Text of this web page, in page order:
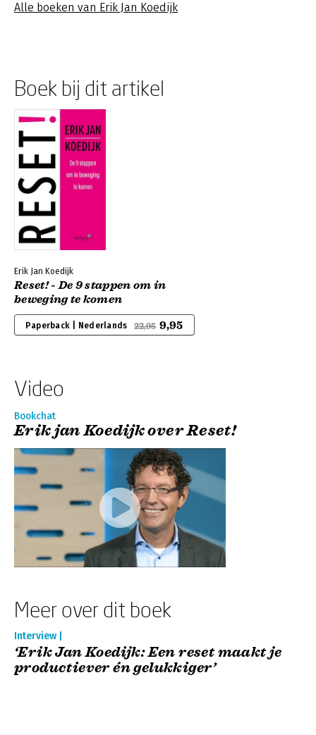
Alle boeken van Erik Jan Koedijk
Boek bij dit artikel
Erik Jan Koedijk
Reset! - De 9 stappen om in
beweging te komen
Paperback | Nederlands 22,95 9,95
Video
Bookchat
Erik jan Koedijk over Reset!
Meer over dit boek
Interview |
‘Erik Jan Koedijk: Een reset maakt je
productiever én gelukkiger’